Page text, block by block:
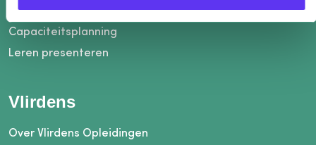
Post HBO WFM
Capaciteitsplanning
Leren presenteren
Vlirdens
Over Vlirdens Opleidingen